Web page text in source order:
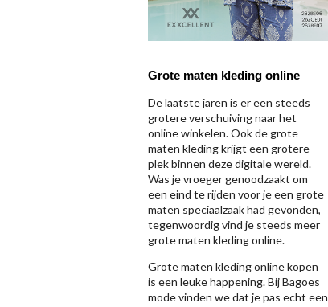
Grote maten kleding online
De laatste jaren is er een steeds
grotere verschuiving naar het
online winkelen. Ook de grote
maten kleding krijgt een grotere
plek binnen deze digitale wereld.
Was je vroeger genoodzaakt om
een eind te rijden voor je een grote
maten speciaalzaak had gevonden,
tegenwoordig vind je steeds meer
grote maten kleding online.
Grote maten kleding online kopen
is een leuke happening. Bij Bagoes
mode vinden we dat je pas echt een